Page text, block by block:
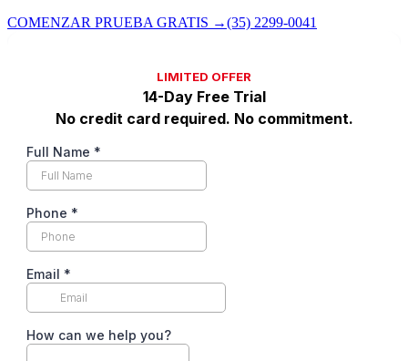
COMENZAR PRUEBA GRATIS →(35) 2299-0041